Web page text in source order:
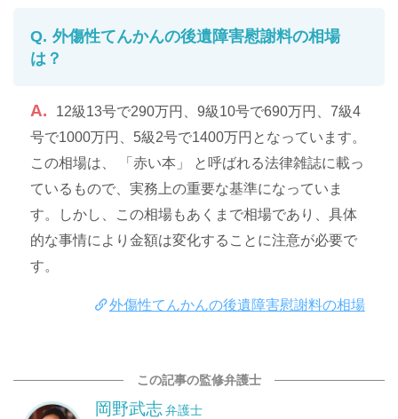
外傷性てんかんの後遺障害慰謝料の相場
は？
12級13号で290万円、9級10号で690万円、7級4
号で1000万円、5級2号で1400万円となっています。
この相場は、 「赤い本」 と呼ばれる法律雑誌に載っ
ているもので、実務上の重要な基準になっていま
す。しかし、この相場もあくまで相場であり、具体
的な事情により金額は変化することに注意が必要で
す。
外傷性てんかんの後遺障害慰謝料の相場
この記事の監修弁護士
岡野武志 弁護士